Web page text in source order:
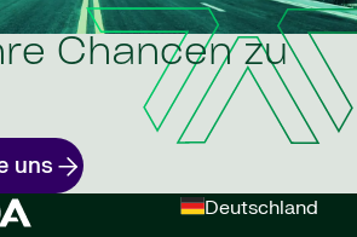
Chancen zu
uns
Deutschland